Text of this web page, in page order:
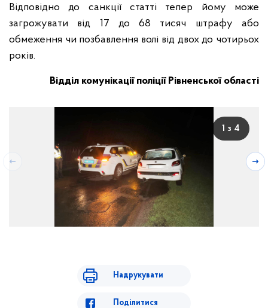
Відповідно до санкції статті тепер йому може
загрожувати від 17 до 68 тисяч штрафу або
обмеження чи позбавлення волі від двох до чотирьох
років.
Відділ комунікації поліції Рівненської області
1 з 4
Надрукувати
Поділитися